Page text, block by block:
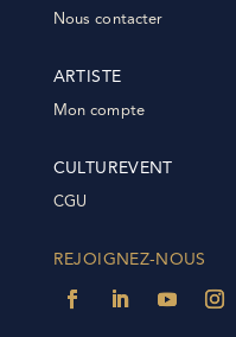
Nous contacter
ARTISTE
Mon compte
CULTUREVENT
CGU
REJOIGNEZ-NOUS